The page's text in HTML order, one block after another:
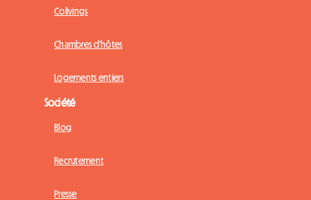
Colivings
Chambres d'hôtes
Logements entiers
Société
Blog
Recrutement
Presse